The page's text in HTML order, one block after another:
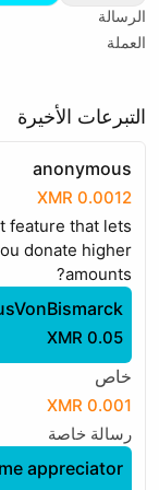
الرسالة
العملة
التبرعات الأخيرة
anonymous
0.0012 XMR
feature that lets
donate higher
amounts?
0.05 XMR
خاص
0.001 XMR
رسالة خاصة
appreciator